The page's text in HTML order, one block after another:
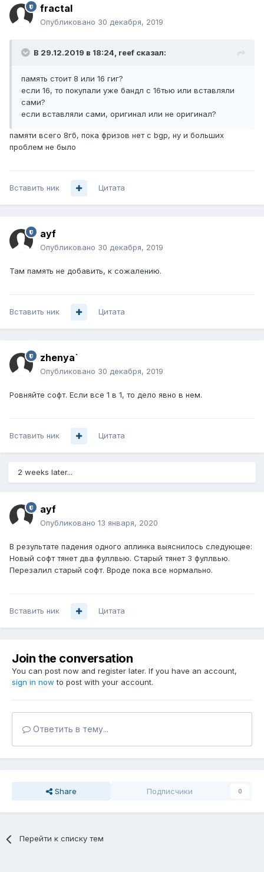
fractal
Опубликовано 30 декабря, 2019
В 29.12.2019 в 18:24, reef сказал:
память стоит 8 или 16 гиг?
если 16, то покупали уже бандл с 16тью или вставляли
сами?
если вставляли сами, оригинал или не оригинал?
памяти всего 8гб, пока фризов нет с bgp, ну и больших
проблем не было
Вставить ник Цитата
ayf
Опубликовано 30 декабря, 2019
Там память не добавить, к сожалению.
Вставить ник Цитата
zhenya`
Опубликовано 30 декабря, 2019
Ровняйте софт. Если все 1 в 1, то дело явно в нем.
Вставить ник Цитата
2 weeks later...
ayf
Опубликовано 13 января, 2020
В результате падения одного аплинка выяснилось следующее:
Новый софт тянет два фуллвью. Старый тянет 3 фуллвью.
Перезалил старый софт. Вроде пока все нормально.
Вставить ник Цитата
Join the conversation
You can post now and register later. If you have an account,
sign in now to post with your account.
Ответить в тему...
Share Подписчики 0
Перейти к списку тем